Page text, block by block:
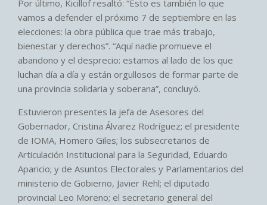
Por último, Kicillof resaltó: “Esto es también lo que
vamos a defender el próximo 7 de septiembre en las
elecciones: la obra pública que trae más trabajo,
bienestar y derechos”. “Aquí nadie promueve el
abandono y el desprecio: estamos al lado de los que
luchan día a día y están orgullosos de formar parte de
una provincia solidaria y soberana”, concluyó.
Estuvieron presentes la jefa de Asesores del
Gobernador, Cristina Álvarez Rodríguez; el presidente
de IOMA, Homero Giles; los subsecretarios de
Articulación Institucional para la Seguridad, Eduardo
Aparicio; y de Asuntos Electorales y Parlamentarios del
ministerio de Gobierno, Javier Rehl; el diputado
provincial Leo Moreno; el secretario general del